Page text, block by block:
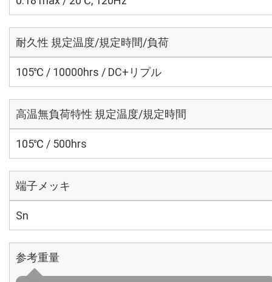
耐久性 規定温度/規定時間/負荷
105℃ / 10000hrs / DC+リプル
高温無負荷特性 規定温度/規定時間
105℃ / 500hrs
端子メッキ
Sn
参考重量